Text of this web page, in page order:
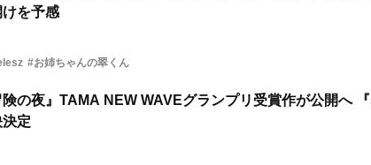
を予感
#お姉ちゃんの翠くん
険の夜』TAMA NEW WAVEグランプリ受賞作が公開へ
決定